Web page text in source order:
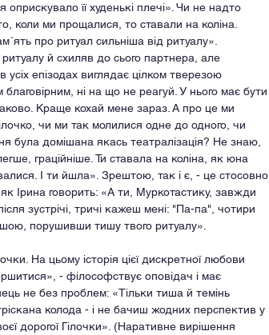
її худенькі плечі». Чи не надто
коли ми прощалися, то ставали на коліна.
про ритуал сильніша від ритуалу».
й схиляв до сього партнера, але
епізодах виглядає цілком тверезою
ні на що не реагуй. У нього має бути
Краще кохай мене зараз. А про це ми
чи ми так молилися одне до одного, чи
була домішана якась театралізація? Не знаю,
граційніше. Ти ставала на коліна, як юна
І ти йшла». Зрештою, так і є, - це стосовно
як Ірина говорить: «А ти, Муркотастику, завжди
зустрічі, тричі кажеш мені: "Па-па", чотири
порушивши тишу твого ритуалу».
На цьому історія цієї дискретної любови
- філософствує оповідач і має
не без проблем: «Тільки тиша й темінь
колода - і не бачиш жодних перспектив у
дорогої Гілочки». (Наративне вирішення